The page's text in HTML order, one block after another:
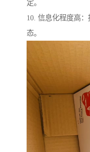
定。
10. 信息化程度高
态。